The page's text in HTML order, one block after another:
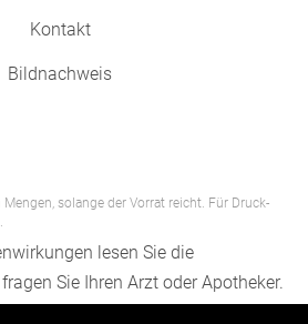
Kontakt
Bildnachweis
solange der Vorrat reicht. Für Druck-
lesen Sie die
Sie Ihren Arzt oder Apotheker.